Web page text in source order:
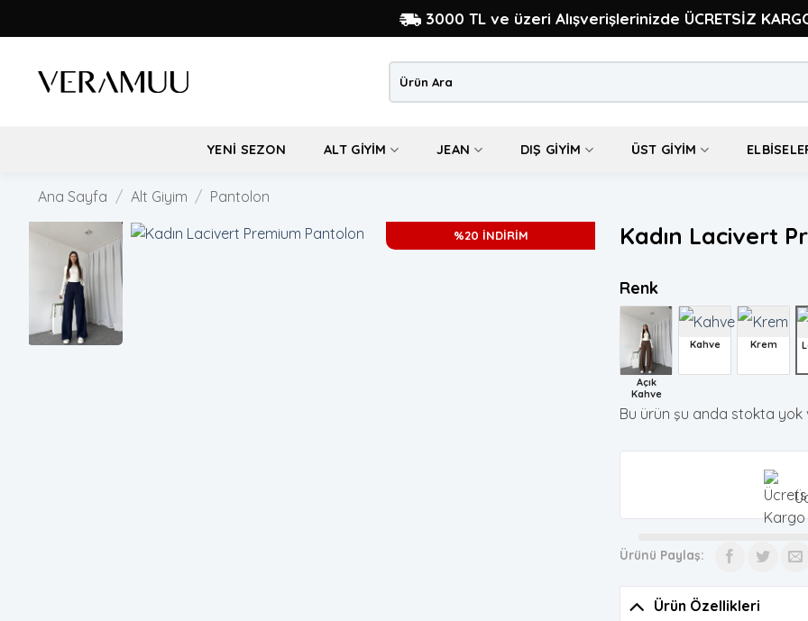
atla
3000 TL ve üzeri Alışverişlerinizde ÜCRETSİZ
Ara:
YENI SEZON ALT GIYIM JEAN DIŞ GIYIM ÜST GIYIM
Ana Sayfa / Alt Giyim / Pantolon
%20 İNDİRİM Kadın Lacivert
Renk
Açık
Kahve
Kahve Krem
Bu ürün şu anda stokta yok
Ürünü Paylaş:
Ürün Özellikleri